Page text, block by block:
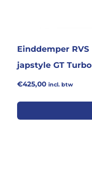
Einddemper RVS
japstyle GT Turbo
€425,00 incl. btw